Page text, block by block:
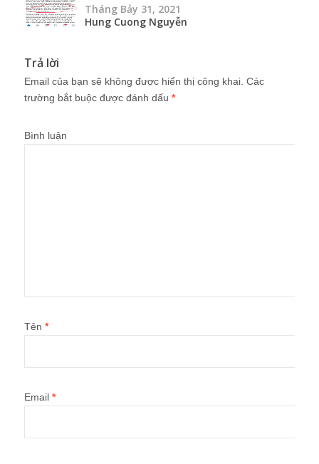
Tháng Bảy 31, 2021
Hung Cuong Nguyễn
Trả lời
Email của bạn sẽ không được hiển thị công khai. Các
trường bắt buộc được đánh dấu *
Bình luận
Tên *
Email *